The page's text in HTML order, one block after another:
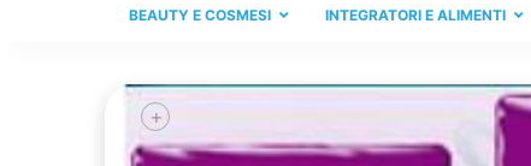
BEAUTY E COSMESI INTEGRATORI E ALIMENTI
+